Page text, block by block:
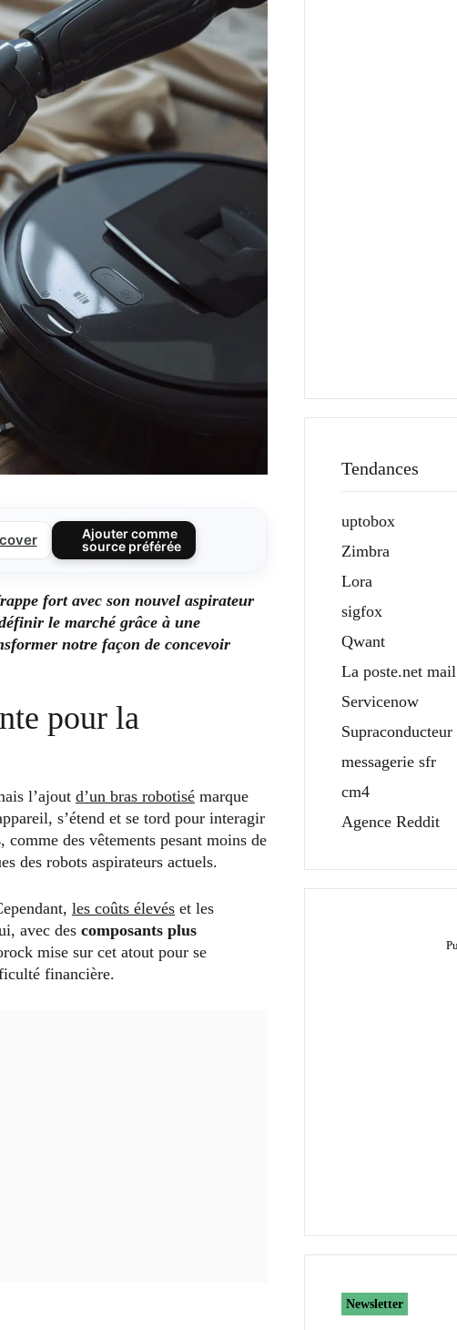
Ajouter comme
source préférée
fort avec son nouvel aspirateur
le marché grâce à une
notre façon de concevoir
pour la
l’ajout d’un bras robotisé marque
s’étend et se tord pour interagir
, comme des vêtements pesant moins de
des robots aspirateurs actuels.
les coûts élevés et les
avec des composants plus
mise sur cet atout pour se
financière.
Tendances
uptobox
Zimbra
Lora
sigfox
Qwant
La poste.net mail
Servicenow
Supraconducteur
messagerie sfr
cm4
Agence Reddit
Newsletter